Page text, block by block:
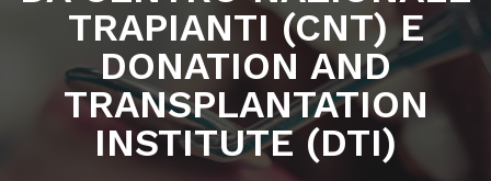
TRAPIANTI (CNT) E
DONATION AND
TRANSPLANTATION
INSTITUTE (DTI)